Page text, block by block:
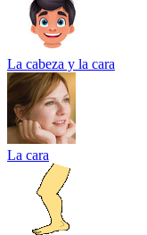
La cabeza y la cara
La cara